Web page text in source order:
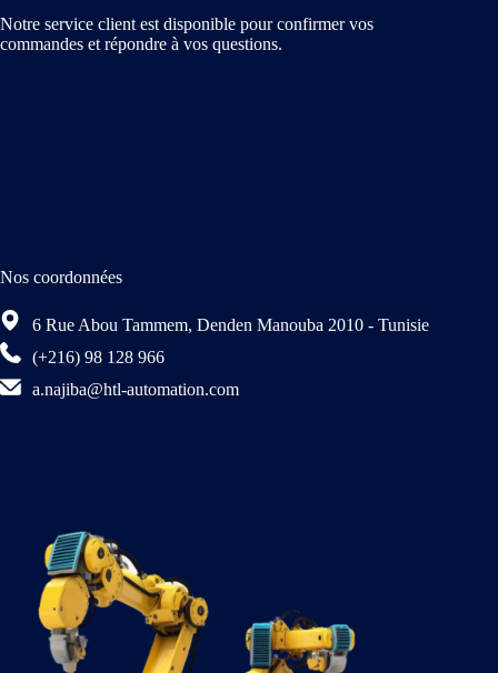
Notre service client est disponible pour confirmer vos
commandes et répondre à vos questions.
Nos coordonnées
6 Rue Abou Tammem, Denden Manouba 2010 - Tunisie
(+216) 98 128 966
a.najiba@htl-automation.com